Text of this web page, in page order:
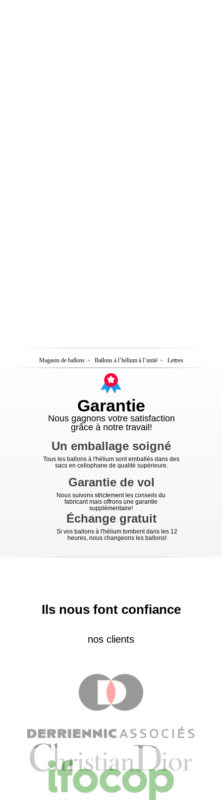
Magasin de ballons » Ballons à l’hélium à l’unité » Lettres
Garantie
Nous gagnons votre satisfaction
grâce à notre travail!
Échange gratuit
Si vos ballons à l'hélium tombent dans les 12
heures, nous changeons les ballons!
Un emballage soigné
Garantie de vol
Nous suivons strictement les conseils du
fabricant mais offrons une garantie
supplémentaire!
Tous les ballons à l'hélium sont emballés dans des
sacs en cellophane de qualité supérieure.
Ils nous font confiance
nos clients